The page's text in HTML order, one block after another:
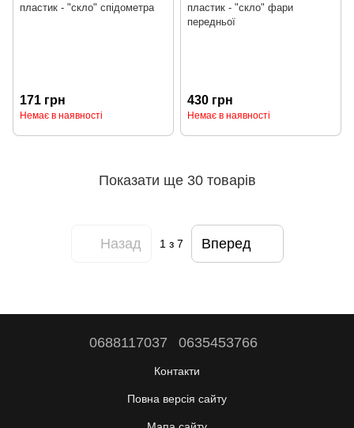
пластик - "скло" спідометра
171 грн
Немає в наявності
пластик - "скло" фари
передньої
430 грн
Немає в наявності
Показати ще 30 товарів
Назад 1з 7 Вперед
0688117037 0635453766
Контакти
Повна версія сайту